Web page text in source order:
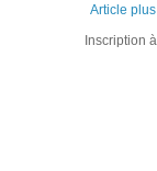
Article
Inscription